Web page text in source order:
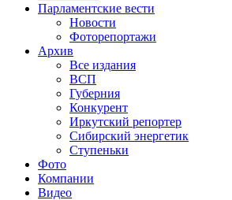
Парламентские вести
Новости
Фоторепортажи
Архив
Все издания
ВСП
Губерния
Конкурент
Иркутский репортер
Сибирский энергетик
Ступеньки
Фото
Компании
Видео